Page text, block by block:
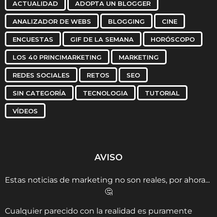
ACTUALIDAD ADOPTA UN BLOGGER
ANALIZADOR DE WEBS BLOGGING CINE
ENCUESTAS GIF DE LA SEMANA HORÓSCOPO
LOS 40 PRINCIMARKETING MARKETING
REDES SOCIALES RETOS SEO
SIN CATEGORÍA TECNOLOGIA TUTORIAL
VÍDEOS
AVISO
Estas noticias de marketing no son reales, por ahora...
🤔
Cualquier parecido con la realidad es puramente